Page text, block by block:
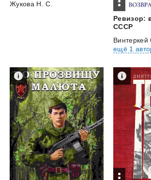
Жукова Н. С.
Ревизор:
СССР
ещё 1